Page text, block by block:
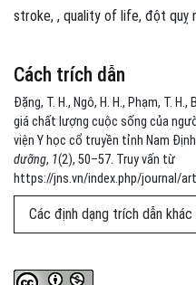
Cách trích dẫn
Đặng, T. H., Ngô, H. H., Phạm, T.
giá chất lượng cuộc sống của
viện Y học cổ truyền tỉnh Nam
dưỡng, 1(2), 50–57. Truy vấn từ
https://jns.vn/index.php/journal/
Các định dạng trích dẫn khác
stroke , quality of life đột quỵ